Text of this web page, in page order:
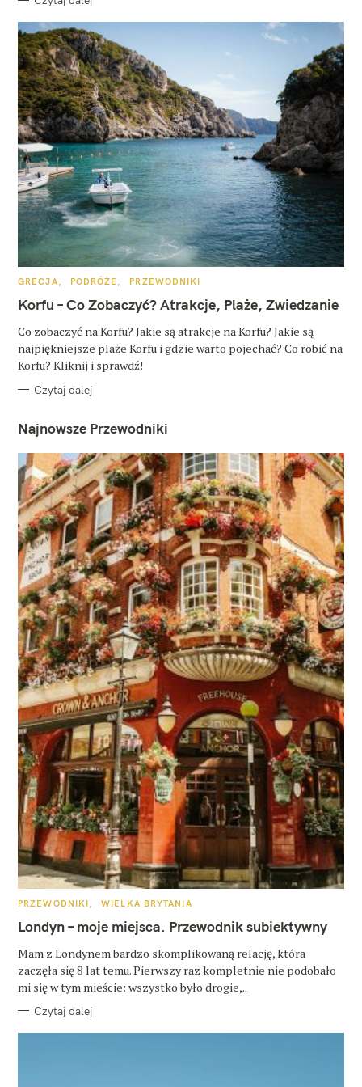
K
T
E
O
R
I
GRECJA PODRÓŻE PRZEWODNIKI
Korfu – Co Zobaczyć? Atrakcje, Plaże, Zwiedzanie
Co zobaczyć na Korfu? Jakie są atrakcje na Korfu? Jakie są
najpiękniejsze plaże Korfu i gdzie warto pojechać? Co robić na
Korfu? Kliknij i sprawdź!
Czytaj dalej
Najnowsze Przewodniki
K
T
E
O
R
I
PRZEWODNIKI WIELKA BRYTANIA
Londyn – moje miejsca. Przewodnik subiektywny
Mam z Londynem bardzo skomplikowaną relację, która
zaczęła się 8 lat temu. Pierwszy raz kompletnie nie podobało
mi się w tym mieście: wszystko było drogie,..
Czytaj dalej